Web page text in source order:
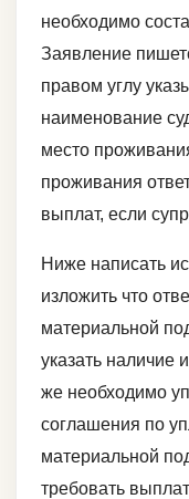
необходимо
Заявление
правом углу
наименование
место
проживания
выплат, если
Ниже написать
изложить что
материальной
указать наличие
же необходимо
соглашения по
материальной
требовать